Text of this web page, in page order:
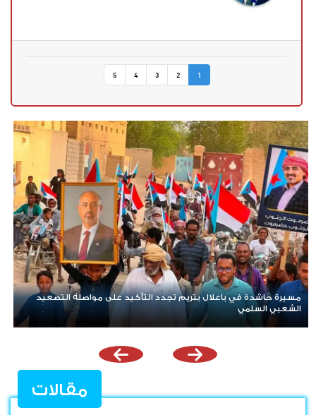
1
2
3
4
5
تصعيد خطير في المحافضات الشرقية الحوثيون يعلنون استهداف
مواقع عسكرية في حضرموت ومأرب اليمنية بوابل من الصواريخ
والطائرات المسيّرة
مقالات